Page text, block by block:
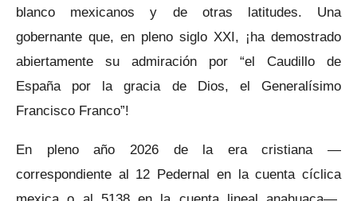
blanco mexicanos y de otras latitudes. Una
gobernante que, en pleno siglo XXI, ¡ha demostrado
abiertamente su admiración por “el Caudillo de
España por la gracia de Dios, el Generalísimo
Francisco Franco”!
En pleno año 2026 de la era cristiana —
correspondiente al 12 Pedernal en la cuenta cíclica